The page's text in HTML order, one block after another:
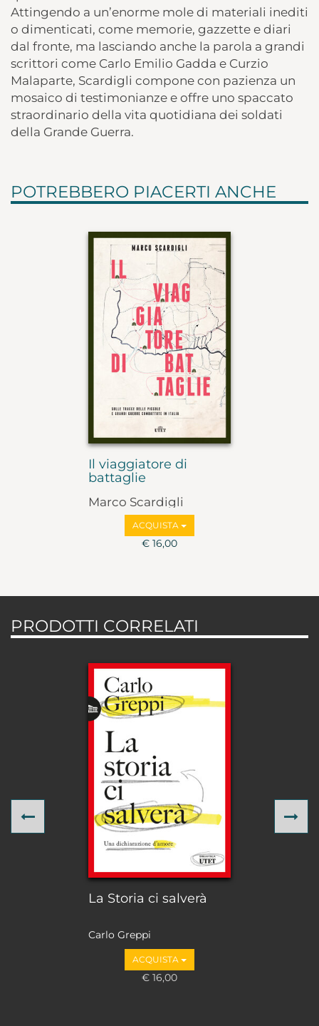
Attingendo a un’enorme mole di materiali inediti
o dimenticati, come memorie, gazzette e diari
dal fronte, ma lasciando anche la parola a grandi
scrittori come Carlo Emilio Gadda e Curzio
Malaparte, Scardigli compone con pazienza un
mosaico di testimonianze e offre uno spaccato
straordinario della vita quotidiana dei soldati
della Grande Guerra.
POTREBBERO PIACERTI ANCHE
Il viaggiatore di
battaglie
Marco Scardigli
ACQUISTA
€ 16,00
PRODOTTI CORRELATI
La Storia ci salverà
Carlo Greppi
ACQUISTA
€ 16,00
Previous